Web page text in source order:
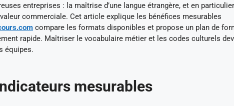
entreprises : la maîtrise d’une langue étrangère, et en
commerciale. Cet article explique les bénéfices mesurables
compare les formats disponibles et propose un plan de
rapide. Maîtriser le vocabulaire métier et les codes culturels
équipes.
mesurables